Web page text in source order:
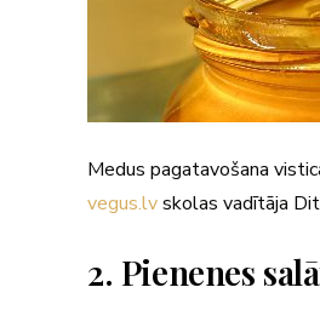
Medus pagatavošana
vegus.lvskolas vadītāja
2. Pienenes